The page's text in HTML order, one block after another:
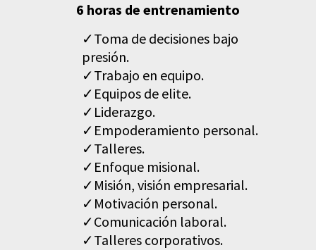
6 horas de entrenamiento
Toma de decisiones bajo
presión.
Trabajo en equipo.
Equipos de elite.
Liderazgo.
Empoderamiento personal.
Talleres.
Enfoque misional.
Misión, visión empresarial.
Motivación personal.
Comunicación laboral.
Talleres corporativos.